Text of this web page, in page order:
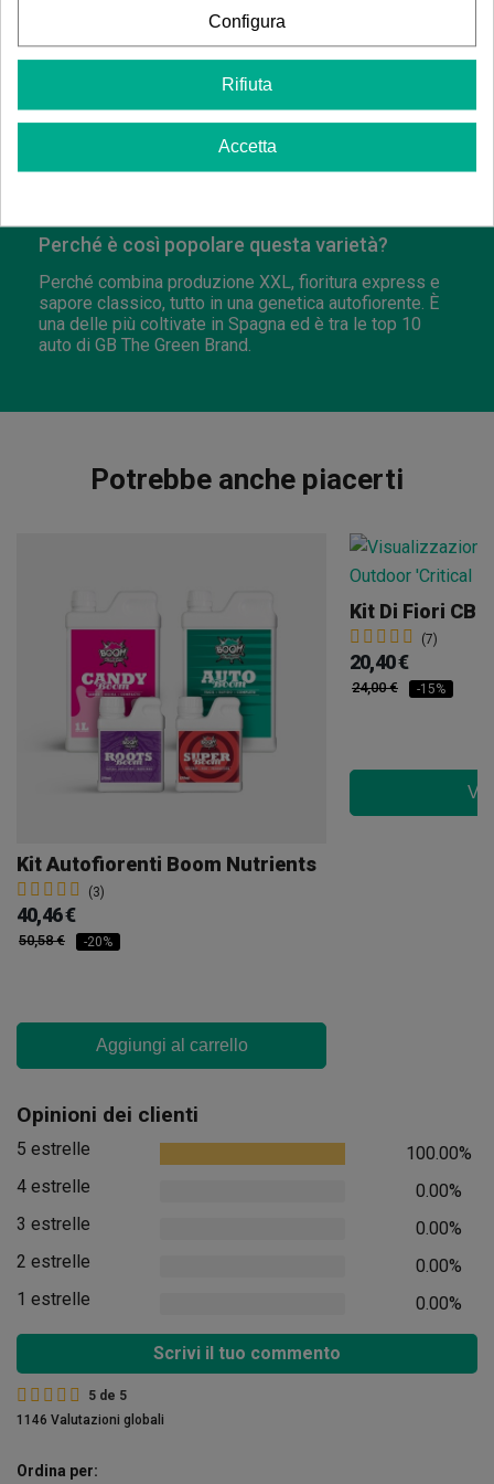
alla sua predominanza indica con certe sfumature
sativa. Ideale per ridurre lo stress o godersi momenti
sociali con un sorriso sulla faccia.
È facile da coltivare indoor?
Sì, è una genetica molto resistente e facile da gestire,
anche per coltivatori novizi. Tollerà bene i fertilizzanti
e, con 9-16 piante per m², può produrre tra 500 e 550
Perché è così popolare questa varietà?
Perché combina produzione XXL, fioritura express e
sapore classico, tutto in una genetica autofiorente. È
una delle più coltivate in Spagna ed è tra le top 10
auto di GB The Green Brand.
Potrebbe anche piacerti
Kit Autofiorenti Boom Nutrients
(3)
40,46 €
50,58 € -20%
Aggiungi al carrello
(7)
20,40 €
24,00 € -15%
Opinioni dei clienti
5 estrelle
100.00%
4 estrelle
0.00%
3 estrelle
0.00%
2 estrelle
0.00%
1 estrelle
0.00%
Scrivi il tuo commento
5 de 5
1146 Valutazioni globali
Ordina per:
Configura
Rifiuta
Accetta